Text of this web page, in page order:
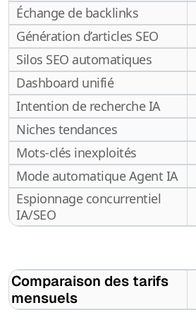
Échange de backlinks
Génération d’articles SEO
Silos SEO automatiques
Dashboard unifié
Intention de recherche IA
Niches tendances
Mots-clés inexploités
Mode automatique Agent IA
Espionnage concurrentiel
IA/SEO
Comparaison des tarifs
mensuels